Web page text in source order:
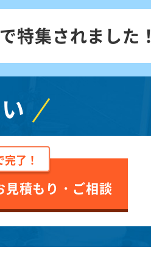
特集されました！
完了！
見積もり・ご相談